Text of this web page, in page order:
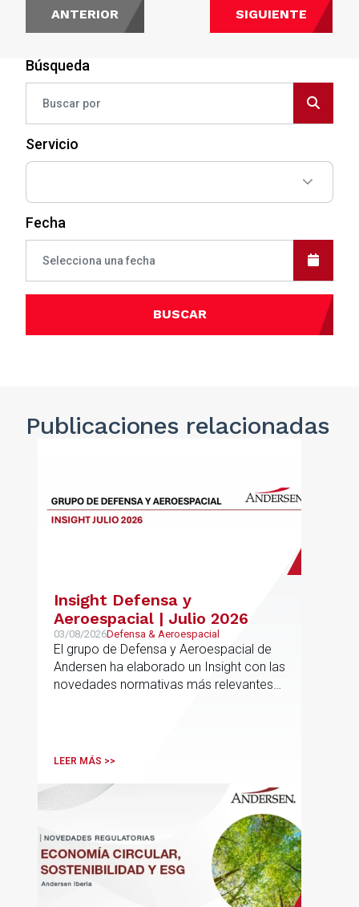
Búsqueda
Servicio
Fecha
BUSCAR
ANTERIOR SIGUIENTE
Publicaciones relacionadas
Insight Defensa y
Aeroespacial | Julio 2026
03/08/2026Defensa & Aeroespacial
El grupo de Defensa y Aeroespacial de
Andersen ha elaborado un Insight con las
novedades normativas más relevantes
LEER MÁS >>